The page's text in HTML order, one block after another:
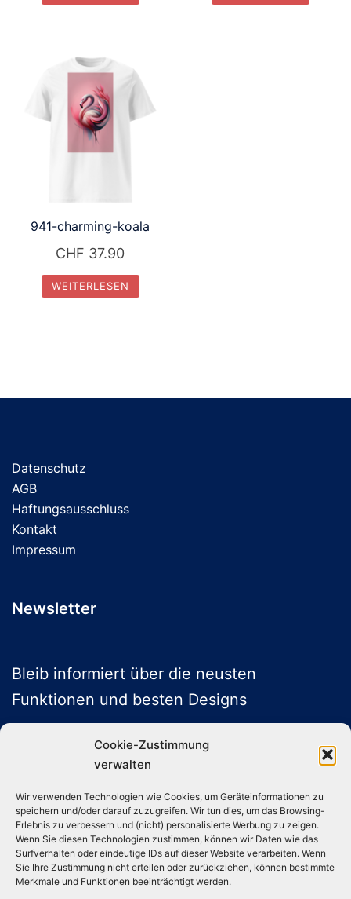
Cookie-Zustimmung
verwalten
Wir verwenden Technologien wie Cookies, um Geräteinformationen zu
speichern und/oder darauf zuzugreifen. Wir tun dies, um das Browsing-
Erlebnis zu verbessern und (nicht) personalisierte Werbung zu zeigen.
Wenn Sie diesen Technologien zustimmen, können wir Daten wie das
Surfverhalten oder eindeutige IDs auf dieser Website verarbeiten. Wenn
Sie Ihre Zustimmung nicht erteilen oder zurückziehen, können bestimmte
Merkmale und Funktionen beeinträchtigt werden.
941-charming-koala
CHF 37.90
WEITERLESEN
Datenschutz
AGB
Haftungsausschluss
Kontakt
Impressum
Newsletter
Bleib informiert über die neusten
Funktionen und besten Designs
ABONNIEREN
Folge uns auf Social Media